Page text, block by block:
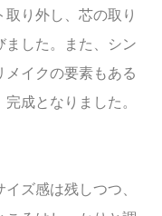
り外し、芯の取り
した。また、シン
メイクの要素もある
成となりました。
ズ感は残しつつ、